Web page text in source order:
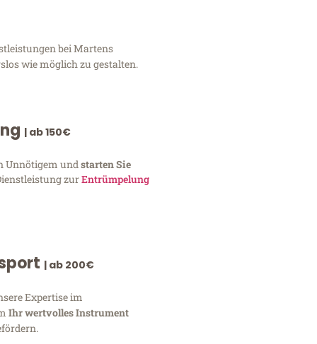
bei Martens
wie möglich zu gestalten.
| ab 150€
Unnötigem undstarten Sie
zurEntrümpelung
| ab 200€
Expertise im
Ihr wertvolles Instrument